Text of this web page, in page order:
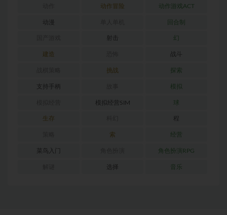
动作冒险 动作游戏ACT
动漫 回合制
射击 幻
建造 战斗
挑战 探索
支持手柄 模拟
模拟经营SIM 球
生存 程
索 经营
菜鸟入门 角色扮演RPG
选择 音乐